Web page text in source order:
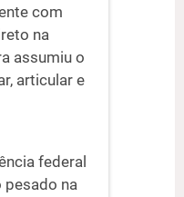
com
na
assumiu o
articular e
federal
na